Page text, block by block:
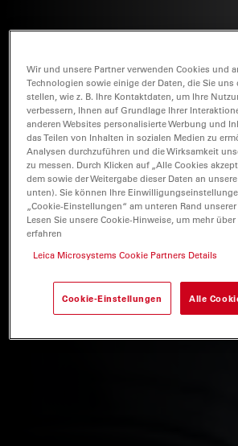
Wir und unsere Partner verwenden Cookies und
Technologien sowie einige der Daten, die Sie uns
stellen, wie z. B. Ihre Kontaktdaten, um Ihre
verbessern, Ihnen auf Grundlage Ihrer
anderen Websites personalisierte Werbung und
das Teilen von Inhalten in sozialen Medien zu
Analysen durchzuführen und die Wirksamkeit
zu messen. Durch Klicken auf „Alle Cookies
dem sowie der Weitergabe dieser Daten an
unten). Sie können Ihre
„Cookie-Einstellungen“ am unteren Rand
Lesen Sie unsere Cookie-Hinweise, um mehr
erfahren
Leica Microsystems Cookie Partners Details
Cookie-Einstellungen Alle